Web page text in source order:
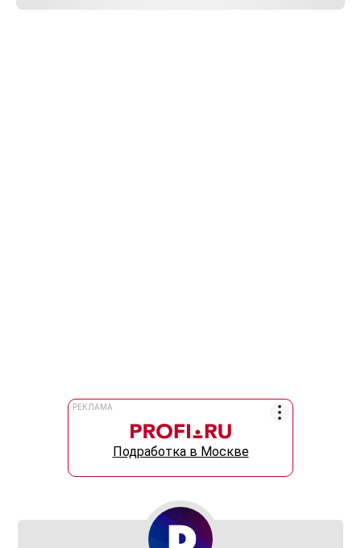
РЕКЛАМА
Подработка в Москве